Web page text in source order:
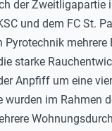
der Zweitligapartie
und dem FC St.
Pyrotechnik mehrere
starke
Anpfiff um eine
wurden im Rahmen